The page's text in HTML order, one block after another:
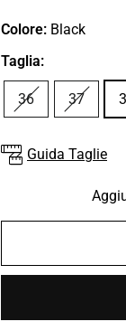
Colore: Black
Taglia:
36 37
Guida Taglie